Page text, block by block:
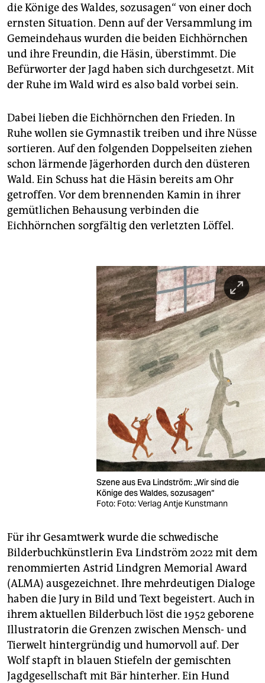
genossenschaft
epaper login
die Könige des Waldes, sozusagen“ von einer doch
ernsten Situation. Denn auf der Versammlung im
Gemeindehaus wurden die beiden Eichhörnchen
und ihre Freundin, die Häsin, überstimmt. Die
Befürworter der Jagd haben sich durchgesetzt. Mit
der Ruhe im Wald wird es also bald vorbei sein.
Dabei lieben die Eichhörnchen den Frieden. In
Ruhe wollen sie Gymnastik treiben und ihre Nüsse
sortieren. Auf den folgenden Doppelseiten ziehen
schon lärmende Jägerhorden durch den düsteren
Wald. Ein Schuss hat die Häsin bereits am Ohr
getroffen. Vor dem brennenden Kamin in ihrer
gemütlichen Behausung verbinden die
Eichhörnchen sorgfältig den verletzten Löffel.
Szene aus Eva Lindström: „Wir sind die
Könige des Waldes, sozusagen“
Foto: Foto: Verlag Antje Kunstmann
Für ihr Gesamtwerk wurde die schwedische
Bilderbuchkünstlerin Eva Lindström 2022 mit dem
renommierten Astrid Lindgren Memorial Award
(ALMA) ausgezeichnet. Ihre mehrdeutigen Dialoge
haben die Jury in Bild und Text begeistert. Auch in
ihrem aktuellen Bilderbuch löst die 1952 geborene
Illustratorin die Grenzen zwischen Mensch- und
Tierwelt hintergründig und humorvoll auf. Der
Wolf stapft in blauen Stiefeln der gemischten
Jagdgesellschaft mit Bär hinterher. Ein Hund